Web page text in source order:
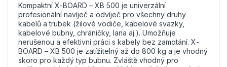
Kompaktní X-BOARD – XB 500 je univerzální
profesionální navíječ a odvíječ pro všechny druhy
kabelů a trubek (žilové vodiče, kabelové svazky,
kabelové bubny, chráničky, lana aj.). Umožňuje
nerušenou a efektivní práci s kabely bez zamotání. X-
BOARD – XB 500 je zatížitelný až do 800 kg a je vhodný
skoro pro každý typ bubnu. Zvláště vhodný pro